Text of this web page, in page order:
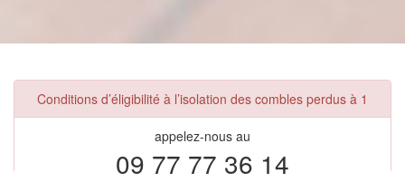
Conditions d’éligibilité à l’isolation des combles perdus à 1
appelez-nous au
09 77 77 36 14